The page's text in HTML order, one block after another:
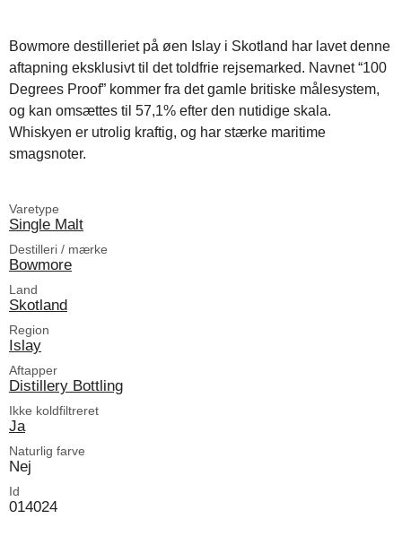
Bowmore destilleriet på øen Islay i Skotland har lavet denne
aftapning eksklusivt til det toldfrie rejsemarked. Navnet “100
Degrees Proof” kommer fra det gamle britiske målesystem,
og kan omsættes til 57,1% efter den nutidige skala.
Whiskyen er utrolig kraftig, og har stærke maritime
smagsnoter.
Varetype
Single Malt
Destilleri / mærke
Bowmore
Land
Skotland
Region
Islay
Aftapper
Distillery Bottling
Ikke koldfiltreret
Ja
Naturlig farve
Nej
Id
014024